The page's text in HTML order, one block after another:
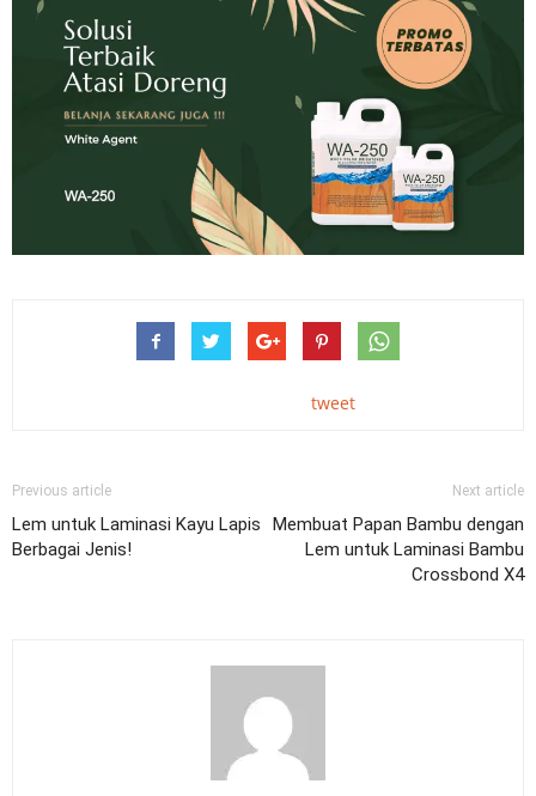
tweet
Previous article
Lem untuk Laminasi Kayu Lapis
Berbagai Jenis!
Next article
Membuat Papan Bambu dengan
Lem untuk Laminasi Bambu
Crossbond X4